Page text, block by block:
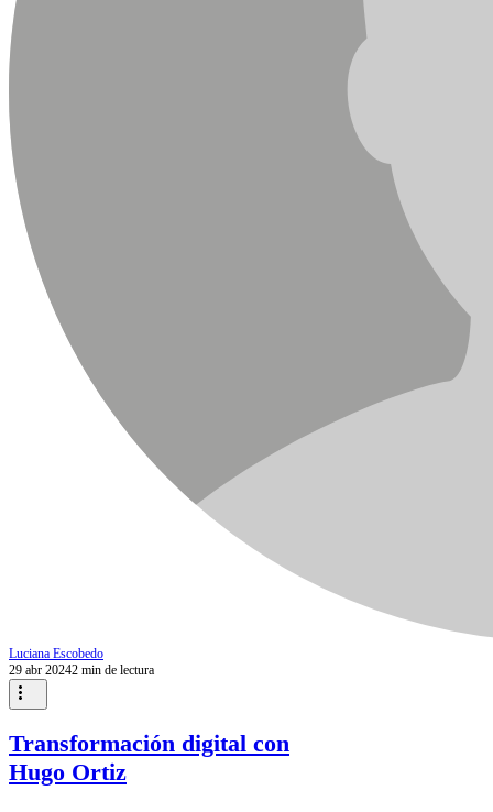
Luciana Escobedo
29 abr 20242 min de lectura
Transformación digital con
Hugo Ortiz